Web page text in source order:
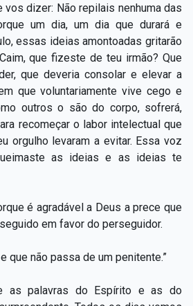
dizer: Não repilais nenhuma das
um dia, um dia que durará e
essas ideias amontoadas gritarão
que fizeste de teu irmão? Que
que deveria consolar e elevar a
que voluntariamente vive cego e
outros o são do corpo, sofrerá,
recomeçar o labor intelectual que
orgulho levaram a evitar. Essa voz
as ideias e as ideias te
é agradável a Deus a prece que
em favor do perseguidor.
que não passa de um penitente.”
as palavras do Espírito e as do